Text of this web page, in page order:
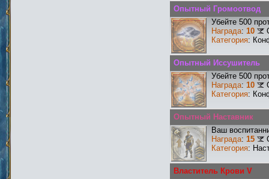
Опытный Громоотвод
Убейте 500
Награда: 10
Категория:
Опытный Иссушитель
Убейте 500
Награда: 10
Категория:
Опытный Наставник
Ваш
Награда: 15
Категория:
Властитель Крови V